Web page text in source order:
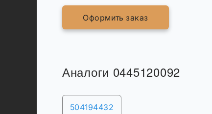
Оформить заказ
Аналоги 0445120092
504194432